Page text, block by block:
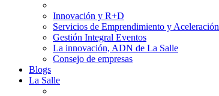
Innovación y R+D
Servicios de Emprendimiento y Aceleración
Gestión Integral Eventos
La innovación, ADN de La Salle
Consejo de empresas
Blogs
La Salle